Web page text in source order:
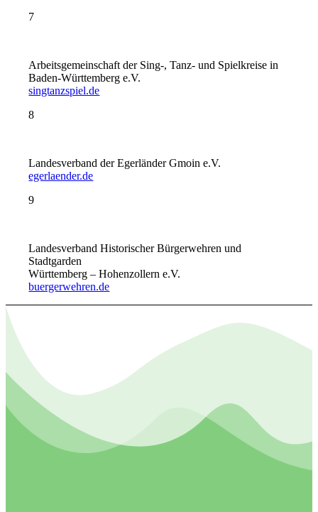
7
Arbeitsgemeinschaft der Sing-, Tanz- und Spielkreise in
Baden-Württemberg e.V.
singtanzspiel.de
8
Landesverband der Egerländer Gmoin e.V.
egerlaender.de
9
Landesverband Historischer Bürgerwehren und
Stadtgarden
Württemberg – Hohenzollern e.V.
buergerwehren.de